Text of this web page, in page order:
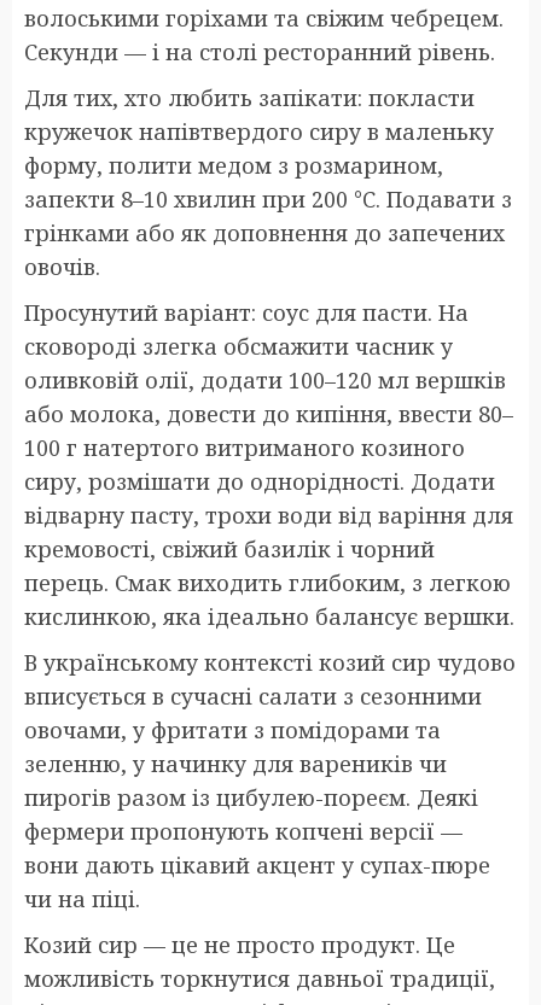
волоськими горіхами та свіжим чебрецем.
Секунди — і на столі ресторанний рівень.
Для тих, хто любить запікати: покласти
кружечок напівтвердого сиру в маленьку
форму, полити медом з розмарином,
запекти 8–10 хвилин при 200 °C. Подавати з
грінками або як доповнення до запечених
овочів.
Просунутий варіант: соус для пасти. На
сковороді злегка обсмажити часник у
оливковій олії, додати 100–120 мл вершків
або молока, довести до кипіння, ввести 80–
100 г натертого витриманого козиного
сиру, розмішати до однорідності. Додати
відварну пасту, трохи води від варіння для
кремовості, свіжий базилік і чорний
перець. Смак виходить глибоким, з легкою
кислинкою, яка ідеально балансує вершки.
В українському контексті козий сир чудово
вписується в сучасні салати з сезонними
овочами, у фритати з помідорами та
зеленню, у начинку для вареників чи
пирогів разом із цибулею-пореєм. Деякі
фермери пропонують копчені версії —
вони дають цікавий акцент у супах-пюре
чи на піці.
Козий сир — це не просто продукт. Це
можливість торкнутися давньої традиції,